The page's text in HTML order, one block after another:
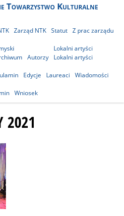
Towarzystwo Kulturalne
Zarząd NTK Statut Z prac zarządu
Autorzy
Lokalni artyści
Lokalni artyści
Edycje Laureaci
Wiadomości
Wniosek
2021